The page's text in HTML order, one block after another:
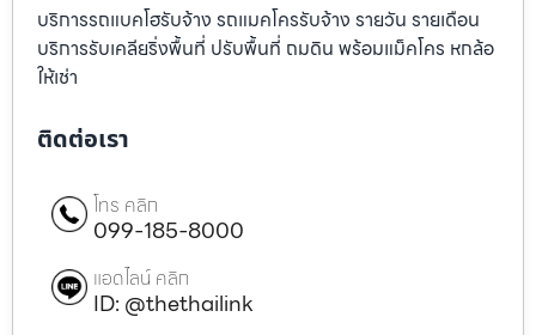
บริการรถแบคโฮรับจ้าง รถแมคโครรับจ้าง รายวัน รายเดือน
บริการรับเคลียริ่งพื้นที่ ปรับพื้นที่ ถมดิน พร้อมแม็คโคร หกล้อ
ให้เช่า
ติดต่อเรา
โทร คลิก
099-185-8000
แอดไลน์ คลิก
ID: @thethailink